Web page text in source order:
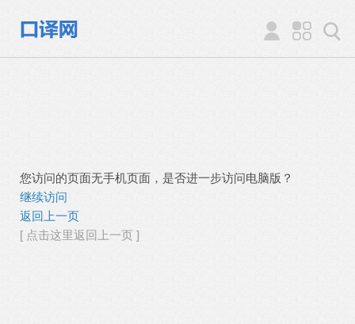
您访问的页面无手机页面，是否进一步访问电脑版？
继续访问
返回上一页
[ 点击这里返回上一页 ]